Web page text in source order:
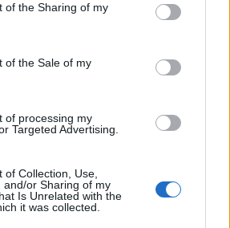
of the Sharing of my
of the Sale of my
of processing my
Targeted Advertising.
of Collection, Use,
and/or Sharing of my
Is Unrelated with the
it was collected.
dolgozott ki a Magyar
megőrzése és az energiaválság